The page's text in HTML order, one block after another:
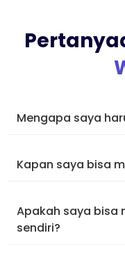
Mengapa saya
Kapan saya bisa
Apakah saya bisa
sendiri?